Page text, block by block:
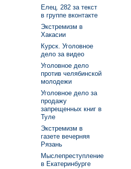
Елец. 282 за текст
в группе вконтакте
Экстремизм в
Хакасии
Курск. Уголовное
дело за видео
Уголовное дело
против челябинской
молодежи
Уголовное дело за
продажу
запрещенных книг в
Туле
Экстремизм в
газете вечерняя
Рязань
Мыслепреступление
в Екатеринбурге